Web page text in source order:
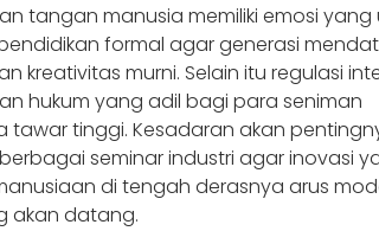
tangan manusia memiliki emosi yang
formal agar generasi
murni. Selain itu regulasi
hukum yang adil bagi para seniman
tinggi. Kesadaran akan
seminar industri agar inovasi
di tengah derasnya arus
akan datang.